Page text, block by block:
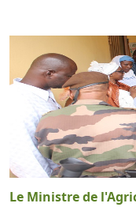
Le Ministre de